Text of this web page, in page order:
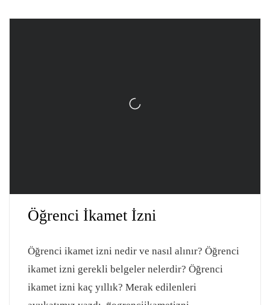
Öğrenci İkamet İzni
Öğrenci ikamet izni nedir ve nasıl alınır? Öğrenci
ikamet izni gerekli belgeler nelerdir? Öğrenci
ikamet izni kaç yıllık? Merak edilenleri